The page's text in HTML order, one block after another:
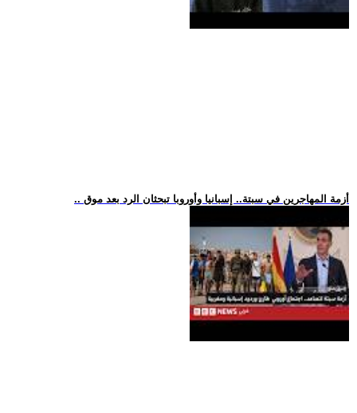
.. أزمة المهاجرين في سبتة.. إسبانيا وأوروبا تبحثان الرد بعد موق